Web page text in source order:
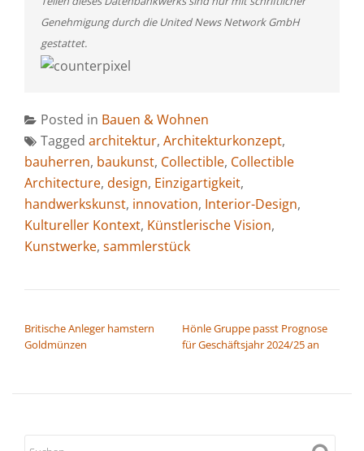
Genehmigung durch die United News Network GmbH
gestattet.
Posted in Bauen & Wohnen
Tagged architektur, Architekturkonzept,
bauherren, baukunst, Collectible, Collectible
Architecture, design, Einzigartigkeit,
handwerkskunst, innovation, Interior-Design,
Kultureller Kontext, Künstlerische Vision,
Kunstwerke, sammlerstück
Britische Anleger hamstern
Goldmünzen
Hönle Gruppe passt Prognose
für Geschäftsjahr 2024/25 an